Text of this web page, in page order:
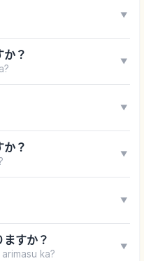
▼
？ ▼
▼
？ ▼
▼
すか？
ka?
▼